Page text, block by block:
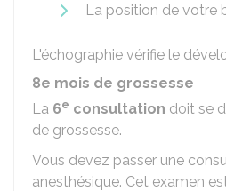
La position de votre
L'échographie vérifie le
8e mois de grossesse
La 6e consultation doit se
de grossesse.
Vous devez passer une
anesthésique. Cet examen